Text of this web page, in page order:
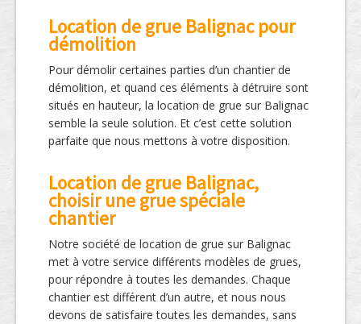
Location de grue Balignac pour
démolition
Pour démolir certaines parties d’un chantier de
démolition, et quand ces éléments à détruire sont
situés en hauteur, la location de grue sur Balignac
semble la seule solution. Et c’est cette solution
parfaite que nous mettons à votre disposition.
Location de grue Balignac,
choisir une grue spéciale
chantier
Notre société de location de grue sur Balignac
met à votre service différents modèles de grues,
pour répondre à toutes les demandes. Chaque
chantier est différent d’un autre, et nous nous
devons de satisfaire toutes les demandes, sans